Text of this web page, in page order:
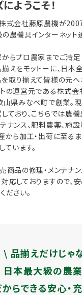
ようこそ！
式会社藤原農機が
農機具インターネット
らプロ農家までご満
えをモットーに、日本
取り揃えて皆様の元へ
の運営元である株式
山県みなべ町で創業。
ており、こちらでは農
ナンス、肥料農薬、施
から加工・出荷に至る
ています。
商品の修理・メンテナ
応しておりますので、
ださい。
\ 品揃えだけじゃ
日本最大級の農
らできる安心・